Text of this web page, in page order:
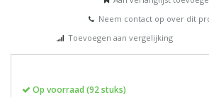
Neem contact op over dit
Toevoegen aan vergelijking
Op voorraad (92 stuks)